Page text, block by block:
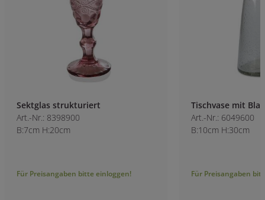
Sektglas strukturiert
Art.-Nr.: 8398900
B:7cm H:20cm
Für Preisangaben bitte einloggen!
Tischvase mit
Art.-Nr.: 6049600
B:10cm H:30cm
Für Preisangaben